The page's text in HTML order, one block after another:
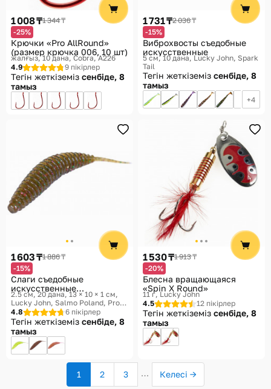
1 008 ₸1 344 ₸
-25%
Крючки «Pro AllRound»
(размер крючка 006, 10 шт)
жалғыз, 10 дана Cobra, A226
4.9
9 пікірлер
Тегін жеткіземіз сенбіде, 8
тамыз
1 731 ₸2 036 ₸
-15%
Виброхвосты съедобные
искусственные
5 см, 10 дана Lucky John, Spark
Tail
Тегін жеткіземіз сенбіде, 8
тамыз
4
1 603 ₸1 886 ₸
-15%
Слаги съедобные
искусственные
«Ultraworm»
2.5 см, 20 дана, 13 × 10 × 1 см
Lucky John, Salmo Poland, Pro
Series
4.8 6 пікірлер
Тегін жеткіземіз сенбіде, 8
тамыз
1 530 ₸1 913 ₸
-20%
Блесна вращающаяся
«Spin X Round»
11 г Lucky John
4.5
12 пікірлер
Тегін жеткіземіз сенбіде, 8
тамыз
1(ағымдағы
2 3 … Келесі →